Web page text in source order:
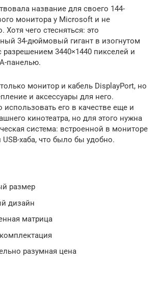
название для своего 144-
монитора у Microsoft и не
Хотя чего стесняться: это
34-дюймовый гигант в изогнутом
3440×1440 пикселей и
панелью.
монитор и кабель DisplayPort, но
и аксессуары для него.
использовать его в качестве еще и
кинотеатра, но для этого нужна
система: встроенной в мониторе
хаба, что было бы удобно.
размер
дизайн
матрица
разумная цена